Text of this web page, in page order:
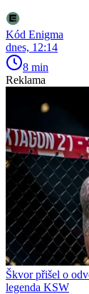
Kód Enigma
dnes, 12:14
8 min
Reklama
Škvor přišel o
legenda KSW